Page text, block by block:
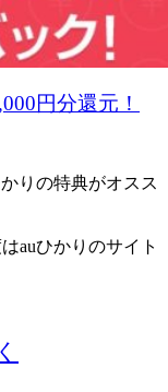
円分還元！
りの特典がオスス
auひかりのサイト